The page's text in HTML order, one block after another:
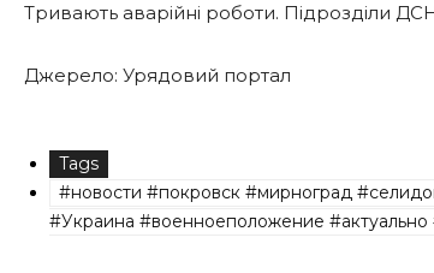
Тривають аварійні роботи. Підрозділи
Джерело: Урядовий портал
Tags
#новости #покровск #мирноград
#Украина #военноеположение #актуально